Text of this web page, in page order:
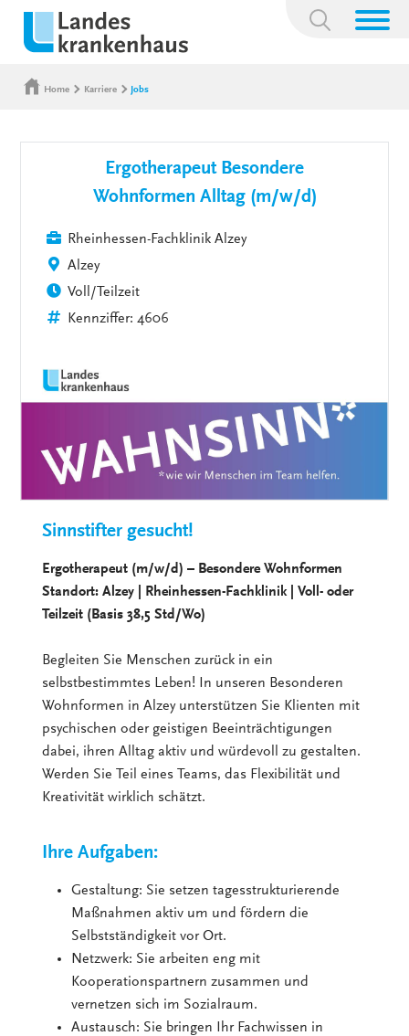
Suchbegriff:
Home Karriere Jobs
Ergotherapeut Besondere
Wohnformen Alltag (m/w/d)
Rheinhessen-Fachklinik Alzey
Alzey
Voll/Teilzeit
Kennziffer: 4606
Sinnstifter gesucht!
Ergotherapeut (m/w/d) – Besondere Wohnformen
Standort: Alzey | Rheinhessen-Fachklinik | Voll- oder
Teilzeit (Basis 38,5 Std/Wo)
Begleiten Sie Menschen zurück in ein
selbstbestimmtes Leben! In unseren Besonderen
Wohnformen in Alzey unterstützen Sie Klienten mit
psychischen oder geistigen Beeinträchtigungen
dabei, ihren Alltag aktiv und würdevoll zu gestalten.
Werden Sie Teil eines Teams, das Flexibilität und
Kreativität wirklich schätzt.
Ihre Aufgaben:
Gestaltung: Sie setzen tagesstrukturierende
Maßnahmen aktiv um und fördern die
Selbstständigkeit vor Ort.
Netzwerk: Sie arbeiten eng mit
Kooperationspartnern zusammen und
vernetzen sich im Sozialraum.
Austausch: Sie bringen Ihr Fachwissen in